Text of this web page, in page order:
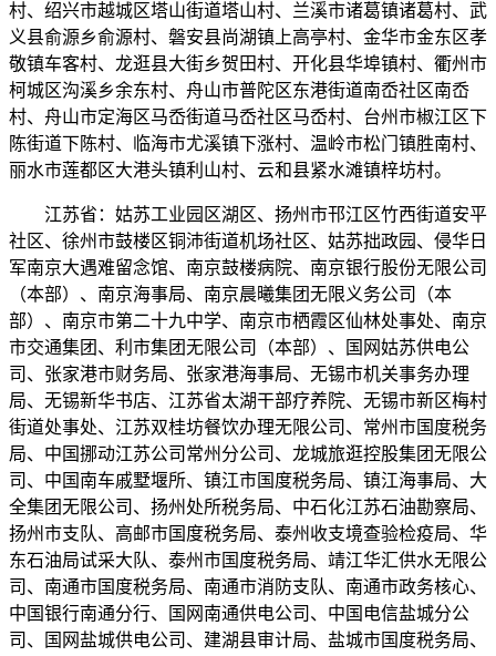
村、绍兴市越城区塔山街道塔山村、兰溪市诸葛镇诸葛村、武
义县俞源乡俞源村、磐安县尚湖镇上高亭村、金华市金东区孝
敬镇车客村、龙逛县大街乡贺田村、开化县华埠镇村、衢州市
柯城区沟溪乡余东村、舟山市普陀区东港街道南岙社区南岙
村、舟山市定海区马岙街道马岙社区马岙村、台州市椒江区下
陈街道下陈村、临海市尤溪镇下涨村、温岭市松门镇胜南村、
丽水市莲都区大港头镇利山村、云和县紧水滩镇梓坊村。
江苏省：姑苏工业园区湖区、扬州市邗江区竹西街道安平
社区、徐州市鼓楼区铜沛街道机场社区、姑苏拙政园、侵华日
军南京大遇难留念馆、南京鼓楼病院、南京银行股份无限公司
（本部）、南京海事局、南京晨曦集团无限义务公司（本
部）、南京市第二十九中学、南京市栖霞区仙林处事处、南京
市交通集团、利市集团无限公司（本部）、国网姑苏供电公
司、张家港市财务局、张家港海事局、无锡市机关事务办理
局、无锡新华书店、江苏省太湖干部疗养院、无锡市新区梅村
街道处事处、江苏双桂坊餐饮办理无限公司、常州市国度税务
局、中国挪动江苏公司常州分公司、龙城旅逛控股集团无限公
司、中国南车戚墅堰所、镇江市国度税务局、镇江海事局、大
全集团无限公司、扬州处所税务局、中石化江苏石油勘察局、
扬州市支队、高邮市国度税务局、泰州收支境查验检疫局、华
东石油局试采大队、泰州市国度税务局、靖江华汇供水无限公
司、南通市国度税务局、南通市消防支队、南通市政务核心、
中国银行南通分行、国网南通供电公司、中国电信盐城分公
司、国网盐城供电公司、建湖县审计局、盐城市国度税务局、